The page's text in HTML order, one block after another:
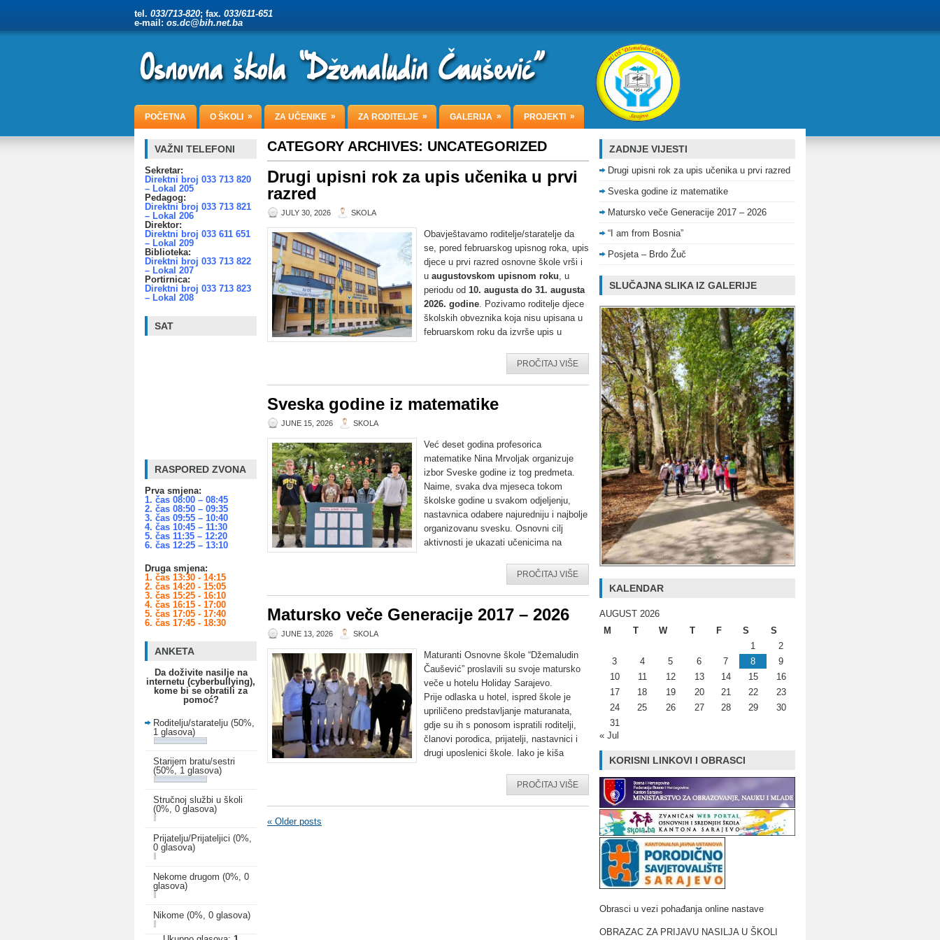
tel. 033/713-820; fax. 033/611-651
e-mail: os.dc@bih.net.ba
POČETNA O ŠKOLI » ZA UČENIKE » ZA RODITELJE » GALERIJA » PROJEKTI »
CATEGORY ARCHIVES: UNCATEGORIZED
Drugi upisni rok za upis učenika u prvi
razred
JULY 30, 2026 SKOLA
Obavještavamo roditelje/staratelje da
se, pored februarskog upisnog roka, upis
djece u prvi razred osnovne škole vrši i
u augustovskom upisnom roku, u
periodu od 10. augusta do 31. augusta
2026. godine. Pozivamo roditelje djece
školskih obveznika koja nisu upisana u
februarskom roku da izvrše upis u
PROČITAJ VIŠE
Sveska godine iz matematike
JUNE 15, 2026 SKOLA
Već deset godina profesorica
matematike Nina Mrvoljak organizuje
izbor Sveske godine iz tog predmeta.
Naime, svaka dva mjeseca tokom
školske godine u svakom odjeljenju,
nastavnica odabere najuredniju i najbolje
organizovanu svesku. Osnovni cilj
aktivnosti je ukazati učenicima na
PROČITAJ VIŠE
Matursko veče Generacije 2017 – 2026
JUNE 13, 2026 SKOLA
Maturanti Osnovne škole “Džemaludin
Čaušević” proslavili su svoje matursko
veče u hotelu Holiday Sarajevo.
Prije odlaska u hotel, ispred škole je
upriličeno predstavljanje maturanata,
gdje su ih s ponosom ispratili roditelji,
članovi porodica, prijatelji, nastavnici i
drugi uposlenici škole. Iako je kiša
PROČITAJ VIŠE
« Older posts
VAŽNI TELEFONI
Sekretar:
Direktni broj 033 713 820
– Lokal 205
Pedagog:
Direktni broj 033 713 821
– Lokal 206
Direktor:
Direktni broj 033 611 651
– Lokal 209
Biblioteka:
Direktni broj 033 713 822
– Lokal 207
Portirnica:
Direktni broj 033 713 823
– Lokal 208
SAT
RASPORED ZVONA
Prva smjena:
1. čas 08:00 – 08:45
2. čas 08:50 – 09:35
3. čas 09:55 – 10:40
4. čas 10:45 – 11:30
5. čas 11:35 – 12:20
6. čas 12:25 – 13:10
Druga smjena:
1. čas 13:30 - 14:15
2. čas 14:20 - 15:05
3. čas 15:25 - 16:10
4. čas 16:15 - 17:00
5. čas 17:05 - 17:40
6. čas 17:45 - 18:30
ANKETA
Da doživite nasilje na
internetu (cyberbullying),
kome bi se obratili za
pomoć?
Roditelju/staratelju (50%,
1 glasova)
Starijem bratu/sestri
(50%, 1 glasova)
Stručnoj službi u školi
(0%, 0 glasova)
Prijatelju/Prijateljici (0%,
0 glasova)
Nekome drugom (0%, 0
glasova)
Nikome (0%, 0 glasova)
ZADNJE VIJESTI
Drugi upisni rok za upis učenika u prvi razred
Sveska godine iz matematike
Matursko veče Generacije 2017 – 2026
“I am from Bosnia”
Posjeta – Brdo Žuč
SLUČAJNA SLIKA IZ GALERIJE
KALENDAR
AUGUST 2026
M
T W T F S
S
1
2
3
4 5 6 7 8
9
10
11 12 13 14 15
16
17
18 19 20 21 22
23
24
25 26 27 28 29
30
31
« Jul
KORISNI LINKOVI I OBRASCI
Obrasci u vezi pohađanja online nastave
OBRAZAC ZA PRIJAVU NASILJA U ŠKOLI